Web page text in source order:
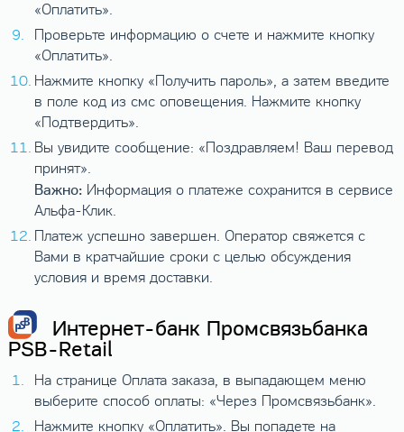
«Оплатить».
Проверьте информацию о счете и нажмите кнопку
«Оплатить».
Нажмите кнопку «Получить пароль», а затем введите
в поле код из смс оповещения. Нажмите кнопку
«Подтвердить».
Вы увидите сообщение: «Поздравляем! Ваш перевод
принят».
Важно:Информация о платеже сохранится в сервисе
Альфа-Клик.
Платеж успешно завершен. Оператор свяжется с
Вами в кратчайшие сроки с целью обсуждения
условия и время доставки.
Интернет-банк Промсвязьбанка
PSB-Retail
На странице Оплата заказа, в выпадающем меню
выберите способ оплаты: «Через Промсвязьбанк».
Нажмите кнопку «Оплатить». Вы попадете на